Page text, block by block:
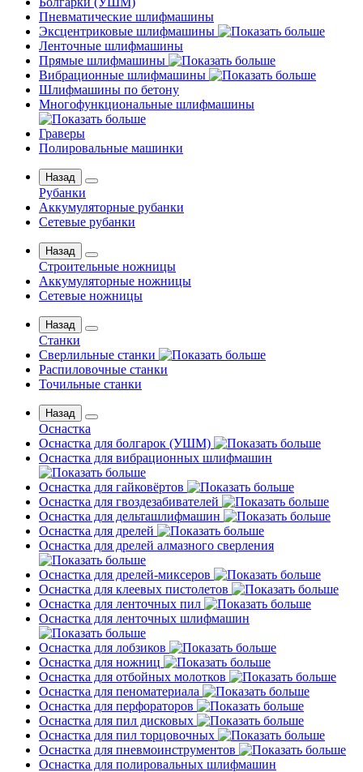
Пневматические шлифмашины
Эксцентриковые шлифмашины
Ленточные шлифмашины
Прямые шлифмашины
Вибрационные шлифмашины
Шлифмашины по бетону
Многофункциональные шлифмашины
Граверы
Полировальные машинки
Назад
Рубанки
Аккумуляторные рубанки
Сетевые рубанки
Назад
Строительные ножницы
Аккумуляторные ножницы
Сетевые ножницы
Назад
Станки
Сверлильные станки
Распиловочные станки
Точильные станки
Назад
Оснастка
Оснастка для болгарок (УШМ)
Оснастка для вибрационных шлифмашин
Оснастка для гайковёртов
Оснастка для гвоздезабивателей
Оснастка для дельташлифмашин
Оснастка для дрелей
Оснастка для дрелей алмазного сверления
Оснастка для дрелей-миксеров
Оснастка для клеевых пистолетов
Оснастка для ленточных пил
Оснастка для ленточных шлифмашин
Оснастка для лобзиков
Оснастка для ножниц
Оснастка для отбойных молотков
Оснастка для пеноматериала
Оснастка для перфораторов
Оснастка для пил дисковых
Оснастка для пил торцовочных
Оснастка для пневмоинструментов
Оснастка для полировальных шлифмашин